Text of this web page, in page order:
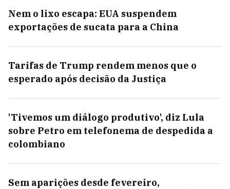
Nem o lixo escapa: EUA suspendem
exportações de sucata para a China
Tarifas de Trump rendem menos que o
esperado após decisão da Justiça
'Tivemos um diálogo produtivo', diz Lula
sobre Petro em telefonema de despedida a
colombiano
Sem aparições desde fevereiro,